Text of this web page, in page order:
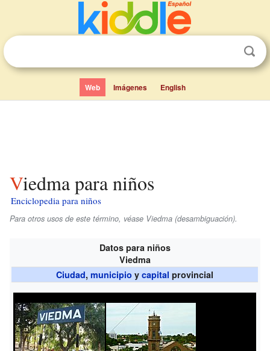
Web Imágenes English
Viedma para niños
Enciclopedia para niños
Para otros usos de este término, véase Viedma (desambiguación).
Datos para niños
Viedma
Ciudad,municipio ycapital provincial